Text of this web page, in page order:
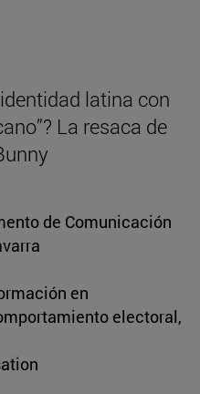
latina con
La resaca de
de Comunicación
en
electoral,